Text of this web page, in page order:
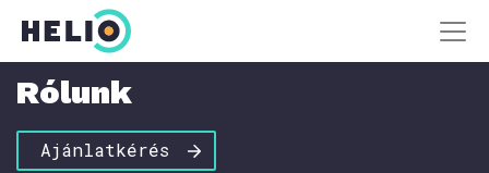
Rólunk
Ajánlatkérés